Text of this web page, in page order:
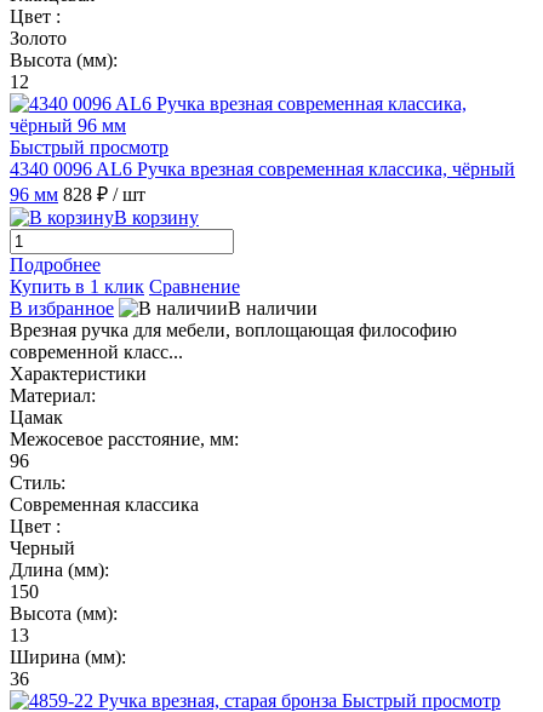
Цвет :
Золото
Высота (мм):
12
Быстрый просмотр
4340 0096 AL6 Ручка врезная современная классика, чёрный
96 мм 828 ₽ / шт
В корзину
Подробнее
Купить в 1 клик Сравнение
В избранное
В наличии
Врезная ручка для мебели, воплощающая философию
современной класс...
Характеристики
Материал:
Цамак
Межосевое расстояние, мм:
96
Стиль:
Современная классика
Цвет :
Черный
Длина (мм):
150
Высота (мм):
13
Ширина (мм):
36
Быстрый просмотр